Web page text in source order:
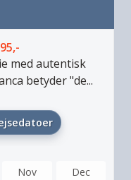
med autentisk
betyder "de...
Nov Dec